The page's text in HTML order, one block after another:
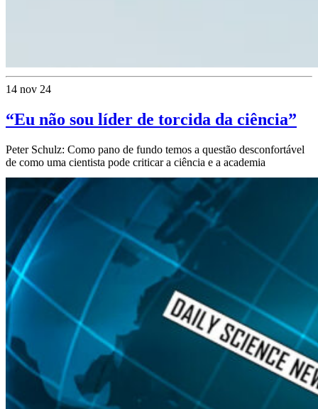
14 nov 24
“Eu não sou líder de torcida da ciência”
Peter Schulz: Como pano de fundo temos a questão desconfortável
de como uma cientista pode criticar a ciência e a academia